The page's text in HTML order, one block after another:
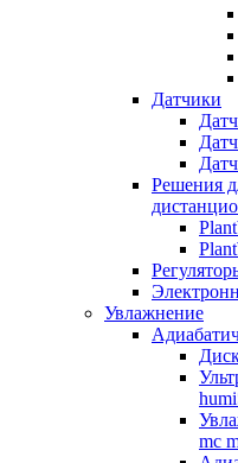
Датчики
Решения
Увлажнение
mc